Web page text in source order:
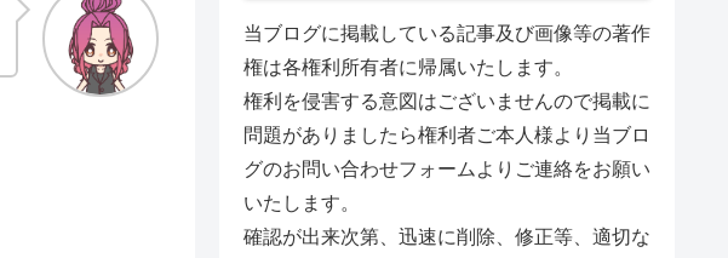
当ブログに掲載している記事及び画像等の著作
権は各権利所有者に帰属いたします。
権利を侵害する意図はございませんので掲載に
問題がありましたら権利者ご本人様より当ブロ
グのお問い合わせフォームよりご連絡をお願い
いたします。
確認が出来次第、迅速に削除、修正等、適切な